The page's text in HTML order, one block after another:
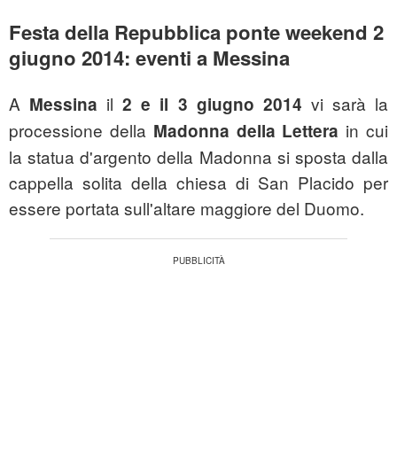
Festa della Repubblica ponte weekend 2
giugno 2014: eventi a Messina
A Messina il2 e il 3 giugno 2014 vi sarà la
processione della Madonna della Lettera in cui
la statua d'argento della Madonna si sposta dalla
cappella solita della chiesa di San Placido per
essere portata sull'altare maggiore del Duomo.